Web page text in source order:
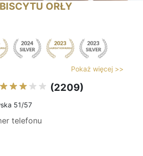
ORŁY
Pokaż więcej >>
(2209)
51/57
telefonu